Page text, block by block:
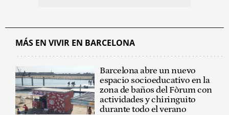
MÁS EN VIVIR EN BARCELONA
Barcelona abre un nuevo
espacio socioeducativo en la
zona de baños del Fòrum con
actividades y chiringuito
durante todo el verano